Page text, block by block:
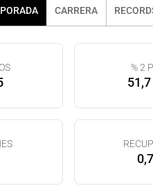
CARRERA
% 2
51,7
0,7